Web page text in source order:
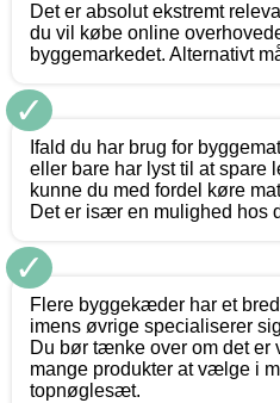
Det er absolut ekstremt
du vil købe online
byggemarkedet. Alternativt
✓
Ifald du har brug for
eller bare har lyst til at spare
kunne du med fordel køre
Det er især en mulighed hos
✓
Flere byggekæder har et
imens øvrige specialiserer
Du bør tænke over om det er
mange produkter at vælge i
topnøglesæt.